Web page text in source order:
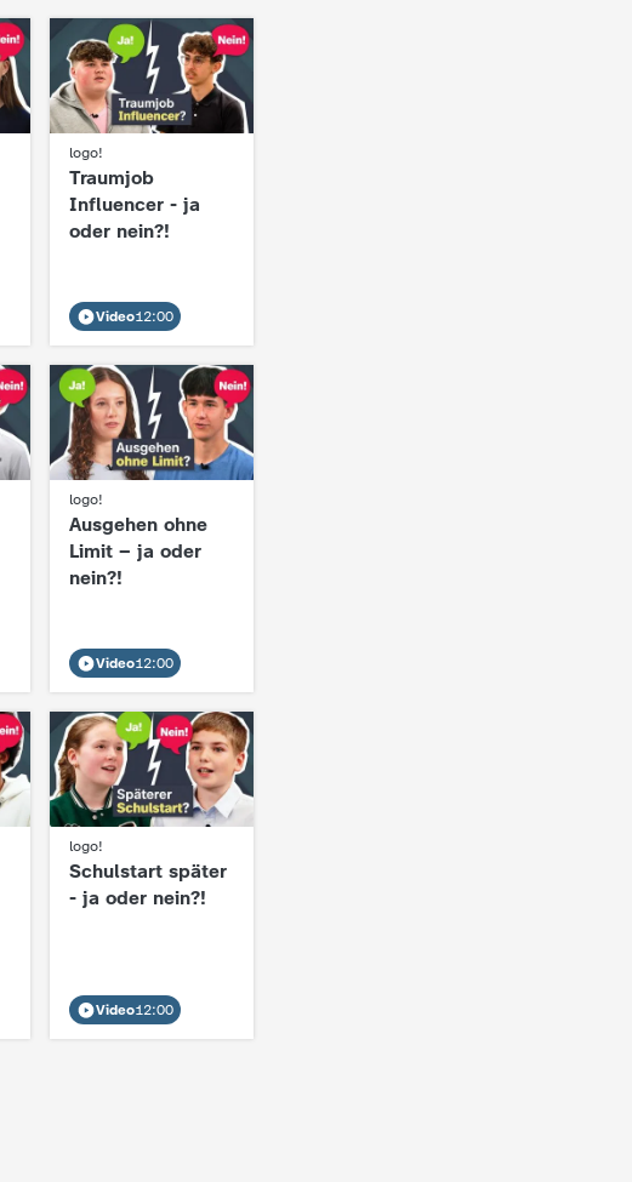
logo!
:
Traumjob
Influencer - ja
oder nein?!
Video12:00
logo!
:
Ausgehen ohne
Limit – ja oder
nein?!
Video12:00
logo!
:
Schulstart später
- ja oder nein?!
Video12:00